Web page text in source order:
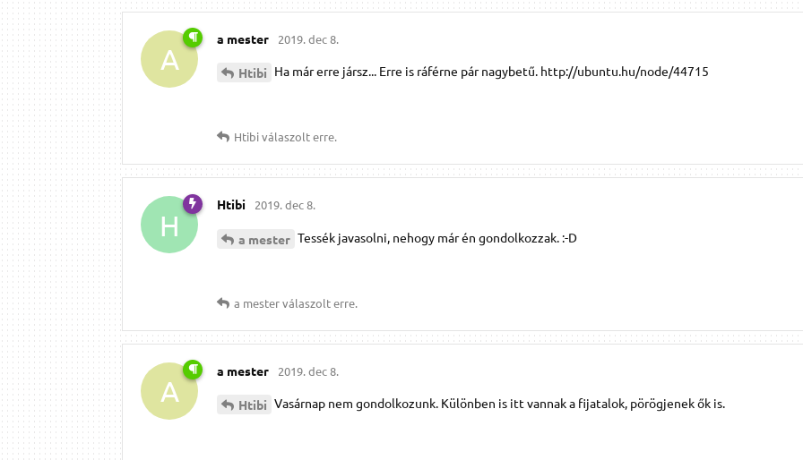
A
a mester 2019. dec 8.
Htibi Ha már erre jársz... Erre is ráférne pár nagybetű. http://ubuntu.hu/node/44715
Htibiválaszolt erre.
H
Htibi 2019. dec 8.
a mester Tessék javasolni, nehogy már én gondolkozzak. :-D
a mesterválaszolt erre.
A
a mester 2019. dec 8.
Htibi Vasárnap nem gondolkozunk. Különben is itt vannak a fijatalok, pörögjenek ők is.